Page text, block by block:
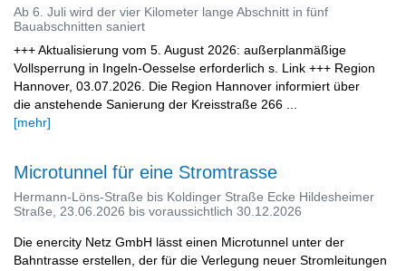
Ab 6. Juli wird der vier Kilometer lange Abschnitt in fünf
Bauabschnitten saniert
+++ Aktualisierung vom 5. August 2026: außerplanmäßige
Vollsperrung in Ingeln-Oesselse erforderlich s. Link +++ Region
Hannover, 03.07.2026. Die Region Hannover informiert über
die anstehende Sanierung der Kreisstraße 266 ...
[mehr]
Microtunnel für eine Stromtrasse
Hermann-Löns-Straße bis Koldinger Straße Ecke Hildesheimer
Straße, 23.06.2026 bis voraussichtlich 30.12.2026
Die enercity Netz GmbH lässt einen Microtunnel unter der
Bahntrasse erstellen, der für die Verlegung neuer Stromleitungen